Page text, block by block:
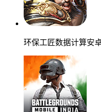
环保工匠数据计算安